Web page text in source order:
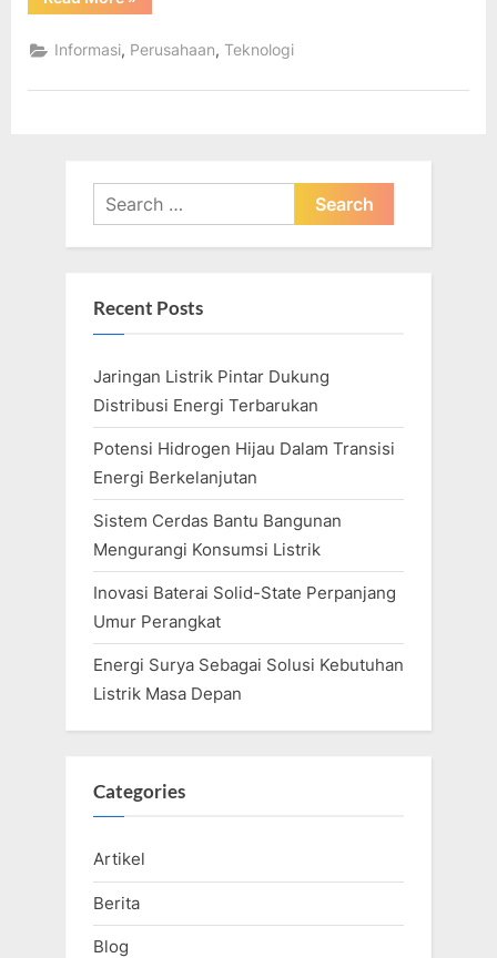
Aneh
Keputusan
Google
Menghentikan
Informasi, Perusahaan,Teknologi
Search
for:
Recent Posts
Jaringan Listrik Pintar Dukung
Distribusi Energi Terbarukan
Potensi Hidrogen Hijau Dalam Transisi
Energi Berkelanjutan
Sistem Cerdas Bantu Bangunan
Mengurangi Konsumsi Listrik
Inovasi Baterai Solid-State Perpanjang
Umur Perangkat
Energi Surya Sebagai Solusi Kebutuhan
Listrik Masa Depan
Categories
Artikel
Berita
Blog